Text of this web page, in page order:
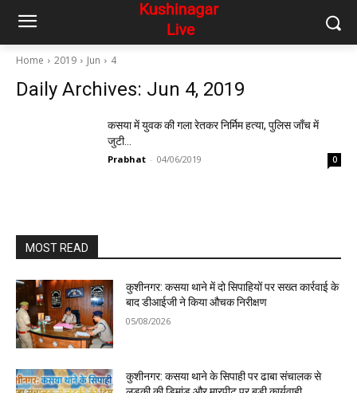
Home 2019 Jun 4
Daily Archives: Jun 4, 2019
कसया में युवक की गला रेतकर निर्मिम हत्या, पुलिस जाँच में
जुटी…
Prabhat - 04/06/2019 0
MOST READ
कुशीनगर: कसया थाने में दो सिपाहियों पर सख्त कार्रवाई के
बाद डीआईजी ने किया औचक निरीक्षण
05/08/2026
कुशीनगर: कसया थाने के सिपाही पर ढाबा संचालक से